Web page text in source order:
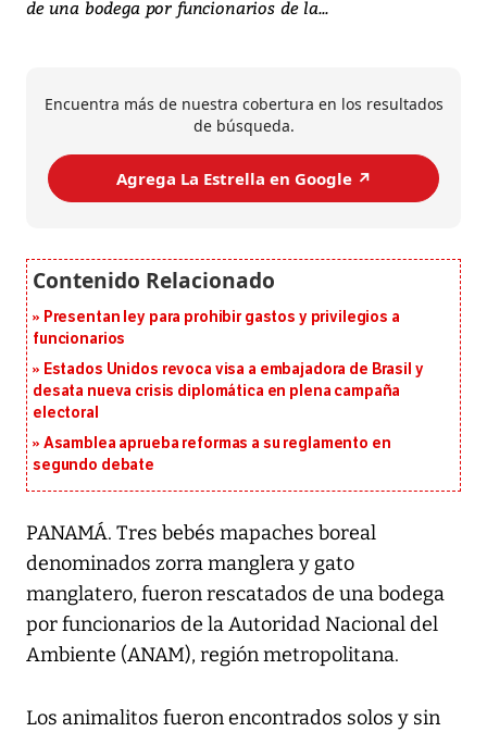
de una bodega por funcionarios de la...
Encuentra más de nuestra cobertura en los resultados
de búsqueda.
Agrega La Estrella en Google ↗️
Presentan ley para prohibir gastos y privilegios a
funcionarios
Estados Unidos revoca visa a embajadora de Brasil y
desata nueva crisis diplomática en plena campaña
electoral
Asamblea aprueba reformas a su reglamento en
segundo debate
PANAMÁ. Tres bebés mapaches boreal
denominados zorra manglera y gato
manglatero, fueron rescatados de una bodega
por funcionarios de la Autoridad Nacional del
Ambiente (ANAM), región metropolitana.
Los animalitos fueron encontrados solos y sin